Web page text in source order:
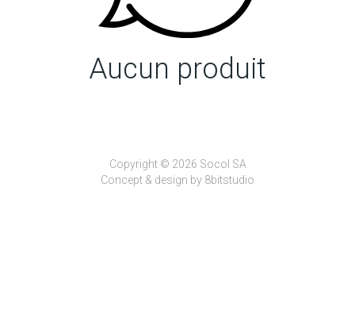
Aucun produit
Copyright © 2026 Socol SA
Concept & design by 8bitstudio